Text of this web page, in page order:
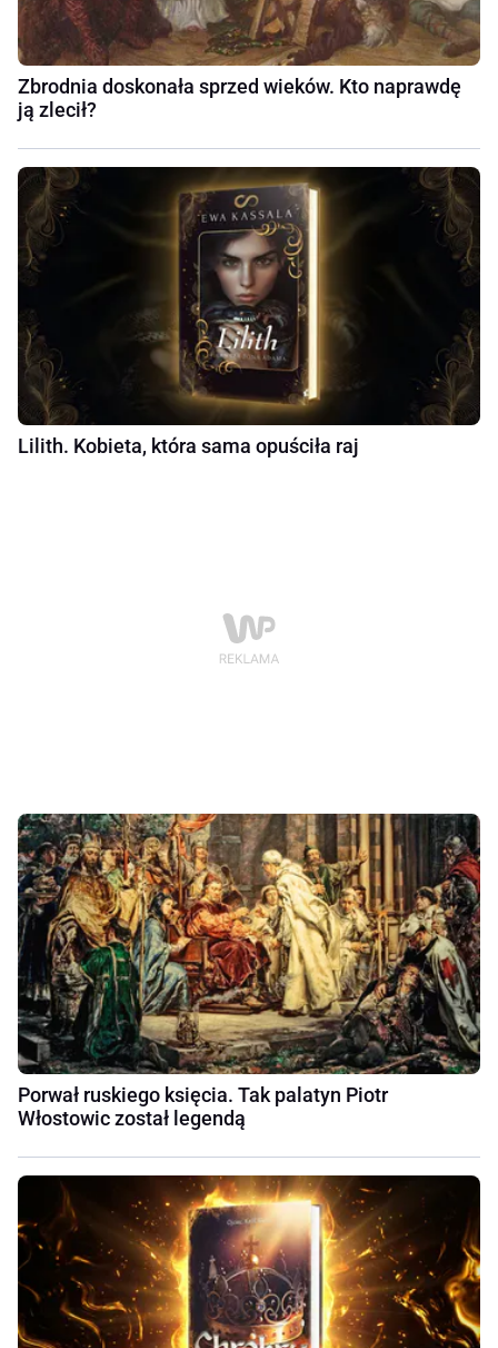
Zbrodnia doskonała sprzed wieków. Kto naprawdę
ją zlecił?
Lilith. Kobieta, która sama opuściła raj
Porwał ruskiego księcia. Tak palatyn Piotr
Włostowic został legendą